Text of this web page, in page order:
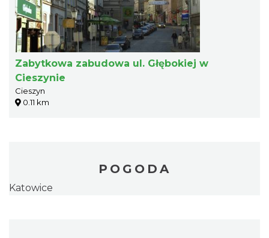
Zabytkowa zabudowa ul. Głębokiej w
Cieszynie
Cieszyn
0.11 km
POGODA
Katowice